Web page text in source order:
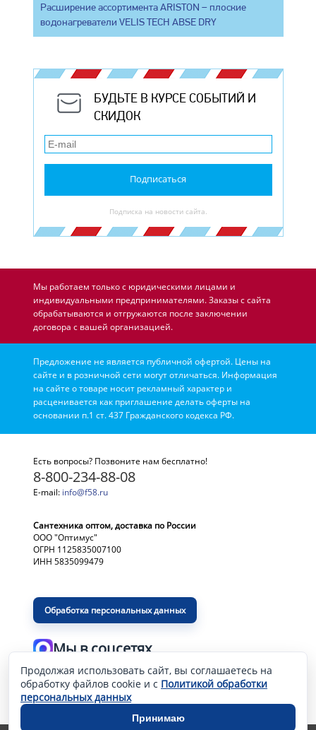
Расширение ассортимента ARISTON – плоские
водонагреватели VELIS TECH ABSE DRY
БУДЬТЕ В КУРСЕ СОБЫТИЙ И
СКИДОК
Подписаться
Подписка на новости сайта.
Мы работаем только с юридическими лицами и
индивидуальными предпринимателями. Заказы с сайта
обрабатываются и отгружаются после заключении
договора с вашей организацией.
Предложение не является публичной офертой. Цены на
сайте и в розничной сети могут отличаться. Информация
на сайте о товаре носит рекламный характер и
расценивается как приглашение делать оферты на
основании п.1 ст. 437 Гражданского кодекса РФ.
Есть вопросы? Позвоните нам бесплатно!
8-800-234-88-08
E-mail: info@f58.ru
Сантехника оптом, доставка по России
ООО "Оптимус"
ОГРН 1125835007100
ИНН 5835099479
Обработка персональных данных
Мы в соцсетях
Разработка и продвижение сайта —
Продолжая использовать сайт, вы соглашаетесь на
обработку файлов cookie и с Политикой обработки
персональных данных
Принимаю